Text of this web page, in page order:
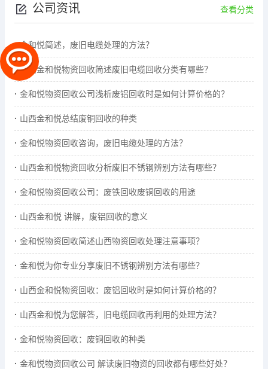
公司资讯 查看分类
金和悦简述，废旧电缆处理的方法？
山西金和悦物资回收简述废旧电缆回收分类有哪些？
金和悦物资回收公司浅析废铝回收时是如何计算价格的？
山西金和悦总结废铜回收的种类
金和悦物资回收咨询，废旧电缆处理的方法？
山西金和悦物资回收分析废旧不锈钢辨别方法有哪些？
金和悦物资回收公司：废铁回收废铜回收的用途
山西金和悦 讲解，废铝回收的意义
金和悦物资回收简述山西物资回收处理注意事项？
金和悦为你专业分享废旧不锈钢辨别方法有哪些？
山西金和悦物资回收：废铝回收时是如何计算价格的？
山西金和悦为您解答，旧电缆回收再利用的处理方法？
金和悦物资回收：废铜回收的种类
金和悦物资回收公司 解读废旧物资的回收都有哪些好处？